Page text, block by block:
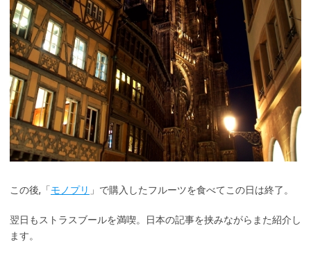
この後,「モノプリ 」で購入したフルーツを食べてこの日は終了。
翌日もストラスブールを満喫。日本の記事を挟みながらまた紹介し
ます。